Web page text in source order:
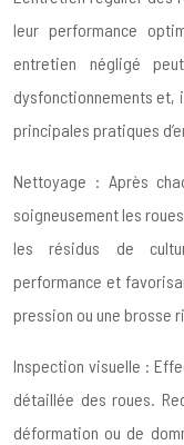
leur performance
entretien négligé
dysfonctionnements et,
principales pratiques
Nettoyage : Après
soigneusement les
les résidus de
performance et
pression ou une brosse
Inspection visuelle :
détaillée des roues.
déformation ou de